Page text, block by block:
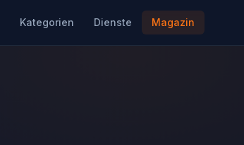
Kategorien Dienste Magazin